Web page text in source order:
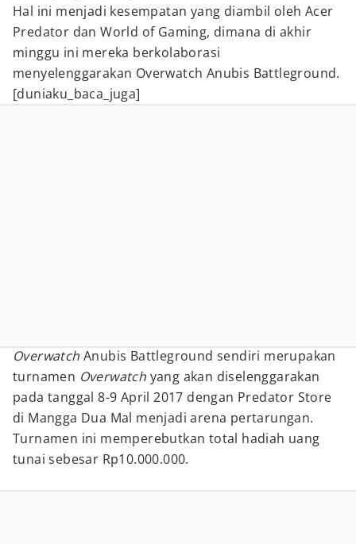
Hal ini menjadi kesempatan yang diambil oleh Acer
Predator dan World of Gaming, dimana di akhir
minggu ini mereka berkolaborasi
menyelenggarakan Overwatch Anubis Battleground.
[duniaku_baca_juga]
Overwatch Anubis Battleground sendiri merupakan
turnamen Overwatch yang akan diselenggarakan
pada tanggal 8-9 April 2017 dengan Predator Store
di Mangga Dua Mal menjadi arena pertarungan.
Turnamen ini memperebutkan total hadiah uang
tunai sebesar Rp10.000.000.